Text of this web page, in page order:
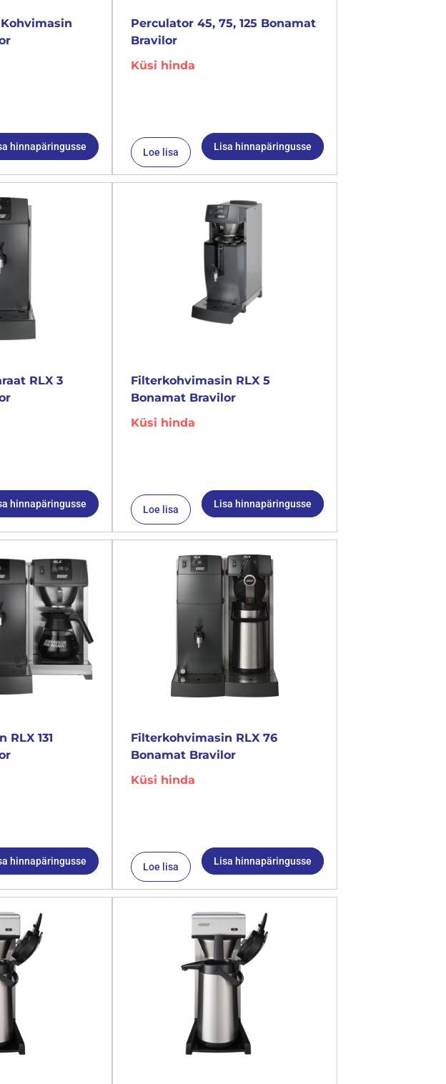
hinnapäringusse
Perculator 45, 75, 125 Bonamat
Bravilor
Küsi hinda
Loe lisa Lisa hinnapäringusse
RLX 3
hinnapäringusse
Filterkohvimasin RLX 5
Bonamat Bravilor
Küsi hinda
Loe lisa Lisa hinnapäringusse
131
hinnapäringusse
Filterkohvimasin RLX 76
Bonamat Bravilor
Küsi hinda
Loe lisa Lisa hinnapäringusse